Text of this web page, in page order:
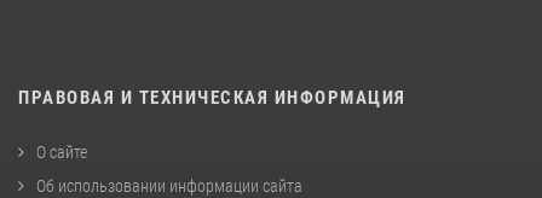
ПРАВОВАЯ И ТЕХНИЧЕСКАЯ ИНФОРМАЦИЯ
О сайте
Об использовании информации сайта